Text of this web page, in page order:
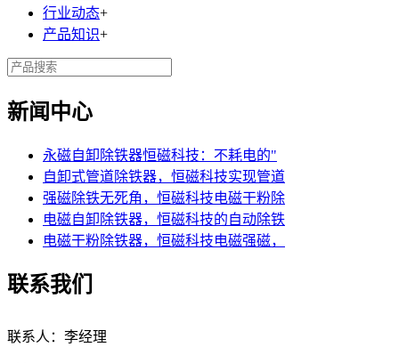
行业动态+
产品知识+
新闻中心
永磁自卸除铁器恒磁科技：不耗电的"
自卸式管道除铁器，恒磁科技实现管道
强磁除铁无死角，恒磁科技电磁干粉除
电磁自卸除铁器，恒磁科技的自动除铁
电磁干粉除铁器，恒磁科技电磁强磁，
联系我们
联系人：李经理